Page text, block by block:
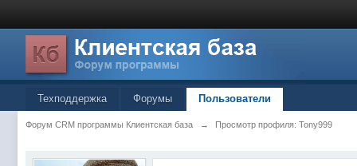
Техподдержка Форумы Пользователи
Форум CRM программы Клиентская база → Просмотр профиля: Tony999